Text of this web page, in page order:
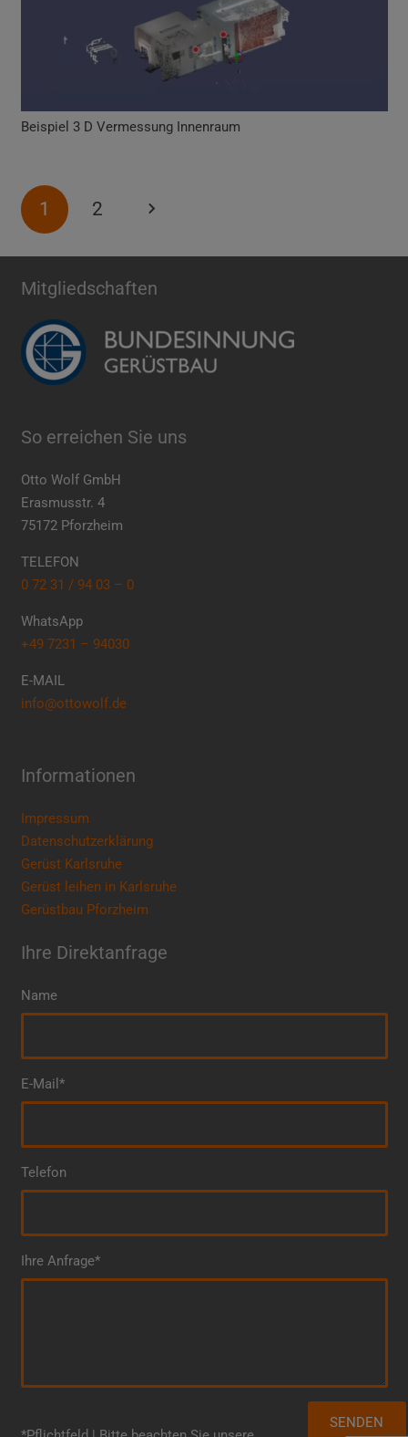
Beispiel 3 D Vermessung Innenraum
1 2
Mitgliedschaften
So erreichen Sie uns
Otto Wolf GmbH
Erasmusstr. 4
75172 Pforzheim
TELEFON
0 72 31 / 94 03 – 0
WhatsApp
+49 7231 – 94030
E-MAIL
info@ottowolf.de
Informationen
Impressum
Datenschutzerklärung
Gerüst Karlsruhe
Gerüst leihen in Karlsruhe
Gerüstbau Pforzheim
Ihre Direktanfrage
Name
E-Mail*
Telefon
Ihre Anfrage*